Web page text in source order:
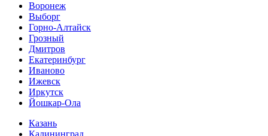
Воронеж
Выборг
Горно-Алтайск
Грозный
Дмитров
Екатеринбург
Иваново
Ижевск
Иркутск
Йошкар-Ола
Казань